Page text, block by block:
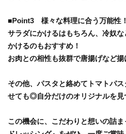
■Point3 様々な料理に合う万能性！
サラダにかけるはもちろん、冷奴
かけるのもおすすめ！
お肉との相性も抜群で唐揚げなど
その他、パスタと絡めてトマトパ
せても◎自分だけのオリジナルを
この機会に、こだわりと想いの詰